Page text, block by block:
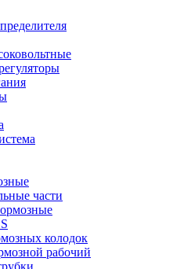
части
колодок
рабочий